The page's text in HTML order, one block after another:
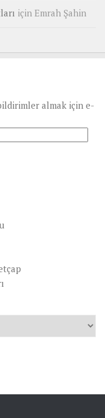
için Emrah Şahin
almak için e-